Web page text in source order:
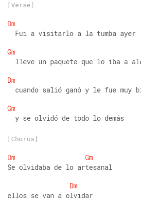
[Verse]
Dm
  Fui a visitarlo a la tumba ayer
Gm
lleve un paquete que lo iba a
Dm
cuando salió ganó y le fue muy
Gm
  y se olvidó de todo lo demás
[Chorus]
Dm
Gm
Se olvidaba de lo artesanal
Dm
ellos se van a olvidar